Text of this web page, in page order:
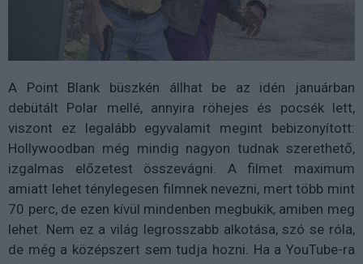
A Point Blank büszkén állhat be az idén januárban
debütált Polar mellé, annyira röhejes és pocsék lett,
viszont ez legalább egyvalamit megint bebizonyított:
Hollywoodban még mindig nagyon tudnak szerethető,
izgalmas előzetest összevágni. A filmet maximum
amiatt lehet ténylegesen filmnek nevezni, mert több mint
70 perc, de ezen kívül mindenben megbukik, amiben meg
lehet. Nem ez a világ legrosszabb alkotása, szó se róla,
de még a középszert sem tudja hozni. Ha a YouTube-ra